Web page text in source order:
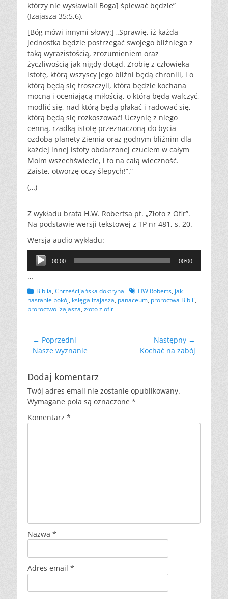
którzy nie wysławiali Boga] śpiewać będzie”
(Izajasza 35:5,6).
[Bóg mówi innymi słowy:] „Sprawię, iż każda
jednostka będzie postrzegać swojego bliźniego z
taką wyrazistością, zrozumieniem oraz
życzliwością jak nigdy dotąd. Zrobię z człowieka
istotę, którą wszyscy jego bliźni będą chronili, i o
którą będą się troszczyli, która będzie kochana
mocną i oceniającą miłością, o którą będą walczyć,
modlić się, nad którą będą płakać i radować się,
którą będą się rozkoszować! Uczynię z niego
cenną, rzadką istotę przeznaczoną do bycia
ozdobą planety Ziemia oraz godnym bliźnim dla
każdej innej istoty obdarzonej czuciem w całym
Moim wszechświecie, i to na całą wieczność.
Zaiste, otworzę oczy ślepych!”.”
(…)
Z wykładu brata H.W. Robertsa pt. „Złoto z Ofir”.
Na podstawie wersji tekstowej z TP nr 481, s. 20.
Wersja audio wykładu:
Odtwarzacz
plików
dźwiękowych
00:00 00:00
…
Kategorii
Biblia, Chrześcijańska doktryna TagówHW Roberts, jak
nastanie pokój, księga izajasza, panaceum, proroctwa Biblii,
proroctwo izajasza, złoto z ofir
Nawigacja
wpisu
← Poprzedni
Poprzedni
Nasze wyznanie
Następny →
NastępnyKochać na zabój
Dodaj komentarz
Twój adres email nie zostanie opublikowany.
Wymagane pola są oznaczone *
Komentarz *
Nazwa *
Adres email *